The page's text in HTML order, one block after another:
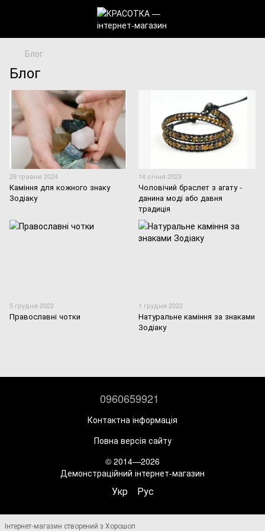
Блог
Блог
29 травня 2024
Каміння для кожного знаку
Зодіаку
14 січня 2023
Чоловічий браслет з агату -
данина моді або давня
традиція
5 грудня 2022
Православні чотки
1 грудня 2022
Натуральне каміння за знаками
Зодіаку
0960659921
Контактна інформація
Повна версія сайту
© 2014—2026
Демонстраційний інтернет-магазин
Укр Рус
Інтернет-магазин створений з Хорошоп